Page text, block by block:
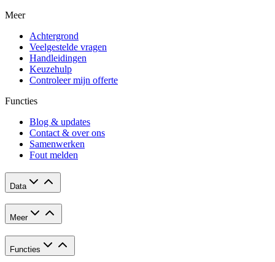
Meer
Achtergrond
Veelgestelde vragen
Handleidingen
Keuzehulp
Controleer mijn offerte
Functies
Blog & updates
Contact & over ons
Samenwerken
Fout melden
Data
Meer
Functies